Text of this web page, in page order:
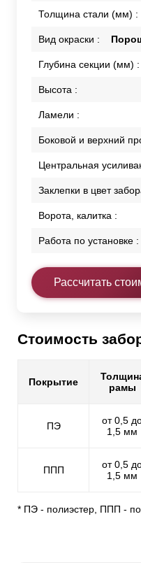
Толщина стали (мм) :
Вид окраски :
Глубина секции (мм) :
Высота :
Ламели :
Боковой и верхний
Центральная
Заклепки в цвет
Ворота, калитка :
Работа по установке :
Рассчитать
Стоимость
Покрытие
рамы
ПЭ
от 0,5
1,5 мм
ППП
от 0,5
1,5 мм
* ПЭ - полиэстер, ППП -